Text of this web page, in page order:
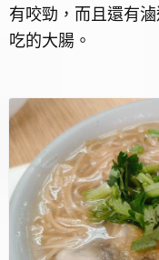
有咬勁，而且還有
吃的大腸。